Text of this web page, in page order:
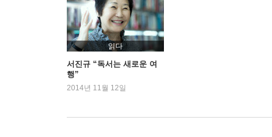
읽다
서진규 “독서는 새로운 여
행”
2014년 11월 12일